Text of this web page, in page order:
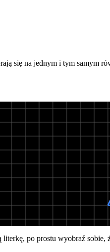
się na jednym i tym
po prostu wyobraź sobie,